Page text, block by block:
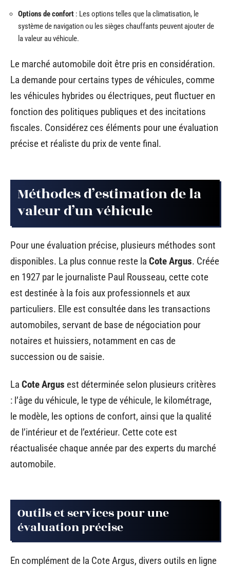
Options de confort : Les options telles que la climatisation, le
système de navigation ou les sièges chauffants peuvent ajouter de
la valeur au véhicule.
Le marché automobile doit être pris en considération.
La demande pour certains types de véhicules, comme
les véhicules hybrides ou électriques, peut fluctuer en
fonction des politiques publiques et des incitations
fiscales. Considérez ces éléments pour une évaluation
précise et réaliste du prix de vente final.
Méthodes d’estimation de la
valeur d’un véhicule
Pour une évaluation précise, plusieurs méthodes sont
disponibles. La plus connue reste la Cote Argus. Créée
en 1927 par le journaliste Paul Rousseau, cette cote
est destinée à la fois aux professionnels et aux
particuliers. Elle est consultée dans les transactions
automobiles, servant de base de négociation pour
notaires et huissiers, notamment en cas de
succession ou de saisie.
La Cote Argus est déterminée selon plusieurs critères
: l’âge du véhicule, le type de véhicule, le kilométrage,
le modèle, les options de confort, ainsi que la qualité
de l’intérieur et de l’extérieur. Cette cote est
réactualisée chaque année par des experts du marché
automobile.
Outils et services pour une
évaluation précise
En complément de la Cote Argus, divers outils en ligne